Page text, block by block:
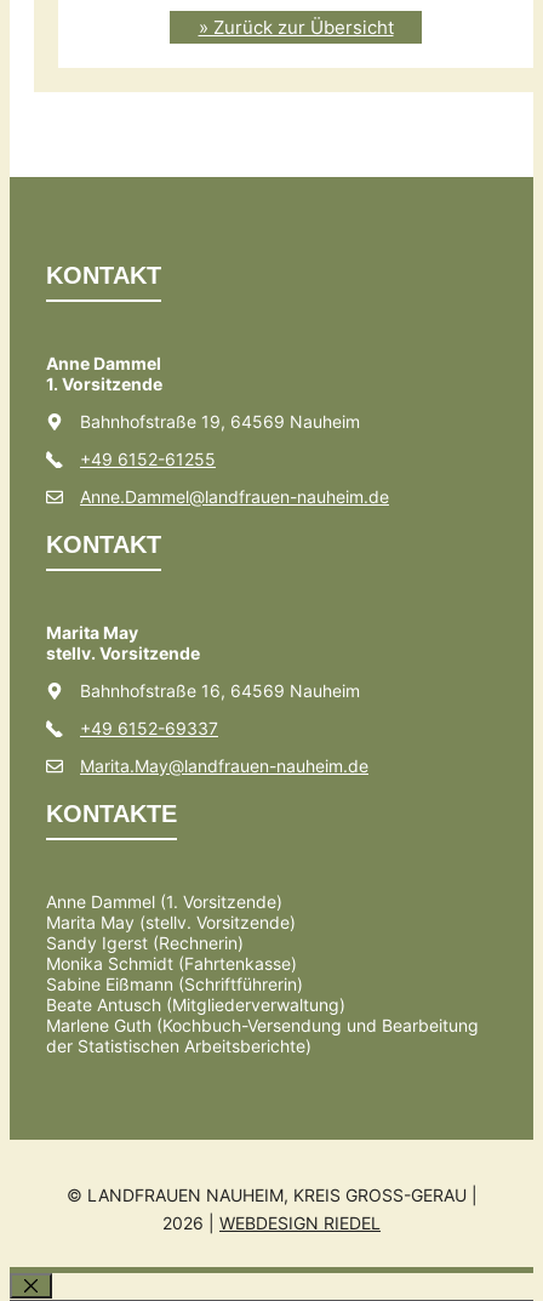
» Zurück zur Übersicht
KONTAKT
Anne Dammel
1. Vorsitzende
Bahnhofstraße 19, 64569 Nauheim
+49 6152-61255
Anne.Dammel@landfrauen-nauheim.de
KONTAKT
Marita May
stellv. Vorsitzende
Bahnhofstraße 16, 64569 Nauheim
+49 6152-69337
Marita.May@landfrauen-nauheim.de
KONTAKTE
Anne Dammel (1. Vorsitzende)
Marita May (stellv. Vorsitzende)
Sandy Igerst (Rechnerin)
Monika Schmidt (Fahrtenkasse)
Sabine Eißmann (Schriftführerin)
Beate Antusch (Mitgliederverwaltung)
Marlene Guth (Kochbuch-Versendung und Bearbeitung
der Statistischen Arbeitsberichte)
© LANDFRAUEN NAUHEIM, KREIS GROSS-GERAU | 2
026 |
WEBDESIGN RIEDEL